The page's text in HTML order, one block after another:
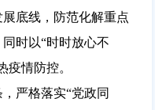
底线，防范化解重点
时以“时时放心不
疫情防控。
严格落实“党政同